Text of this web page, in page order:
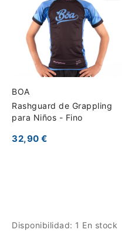
BOA
Rashguard de Grappling
para Niños - Fino
32,90 €
Disponibilidad: 1 En stock